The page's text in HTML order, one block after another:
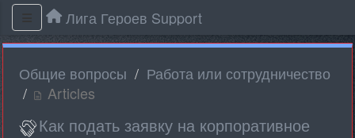
Лига Героев Support
Общие вопросы
Работа или сотрудничество
Articles
Как подать заявку на корпоративное